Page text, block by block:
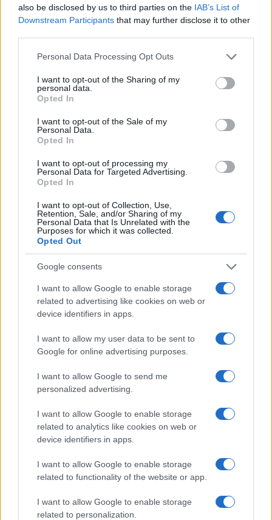
also be disclosed by us to third parties on the IAB’s List of
Downstream Participants that may further disclose it to other
Please note that this website/app uses one or more Google
not limited to your visit or usage behaviour. You may click to
grant or deny consent to Google and its third-party tags to
use your data for below specified purposes in below Google
consent section.
Personal Data Processing Opt Outs
I want to opt-out of the Sharing of my
personal data.
Opted In
I want to opt-out of the Sale of my
Personal Data.
Opted In
I want to opt-out of processing my
Personal Data for Targeted Advertising.
Opted In
I want to opt-out of Collection, Use,
Retention, Sale, and/or Sharing of my
Personal Data that Is Unrelated with the
Purposes for which it was collected.
Opted Out
Google consents
I want to allow Google to enable storage
related to advertising like cookies on web or
device identifiers in apps.
I want to allow my user data to be sent to
Google for online advertising purposes.
I want to allow Google to send me
personalized advertising.
I want to allow Google to enable storage
related to analytics like cookies on web or
device identifiers in apps.
I want to allow Google to enable storage
related to functionality of the website or app.
I want to allow Google to enable storage
related to personalization.
daGoogle News
F
a
ce
b
o
o
k
T
w
it
r
Pi
n
te
re
st
h
A
p
h
re
NOTIZIE RECENTI
Le previsioni meteo per il weekend a Olbia e in
Gallura
Michelle Hunziker in Gallura, bella anche dal
vivo: un amico vip svela come fa
Calangianus, dopo le polemiche il centro
accoglienza minori chiude
Olbia, divieto di sosta contro spaccio e degrado:
esplode la protesta
Pausa caffè impeccabile: come scegliere la
soluzione ideale per la casa e l’ufficio
Monte Pino, la fine di un lungo dolore: storia e
rinascita della strada che segnò la Gallura